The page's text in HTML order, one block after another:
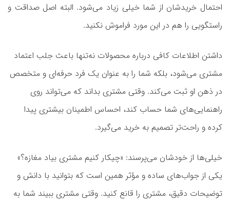
احتمال خریدشان از شما خیلی زیاد می‌شود. البته اصل صداقت و
راستگویی را هم در این مورد فراموش نکنید.
داشتن اطلاعات کافی درباره محصولات نه‌تنها باعث جلب اعتماد
مشتری می‌شود، بلکه شما را به ‌عنوان یک فرد حرفه‌ای و متخصص
در ذهن او ثبت می‌کند. وقتی مشتری بداند که می‌تواند روی
راهنمایی‌های شما حساب کند، احساس اطمینان بیشتری پیدا
کرده و راحت‌تر تصمیم به خرید می‌گیرد.
خیلی‌ها از خودشان می‌پرسند: «چیکار کنیم مشتری بیاد مغازه؟»
یکی از جواب‌های ساده و مؤثر همین است که بتوانید با دانش و
توضیحات دقیق، مشتری را قانع کنید. وقتی مشتری ببیند شما به